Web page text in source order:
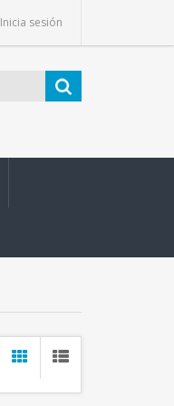
Inicia sesión